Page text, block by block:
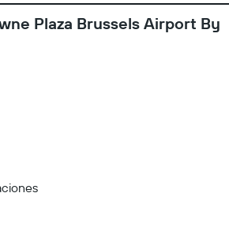
Plaza Brussels Airport By